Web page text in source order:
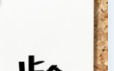
い生意気な会社の